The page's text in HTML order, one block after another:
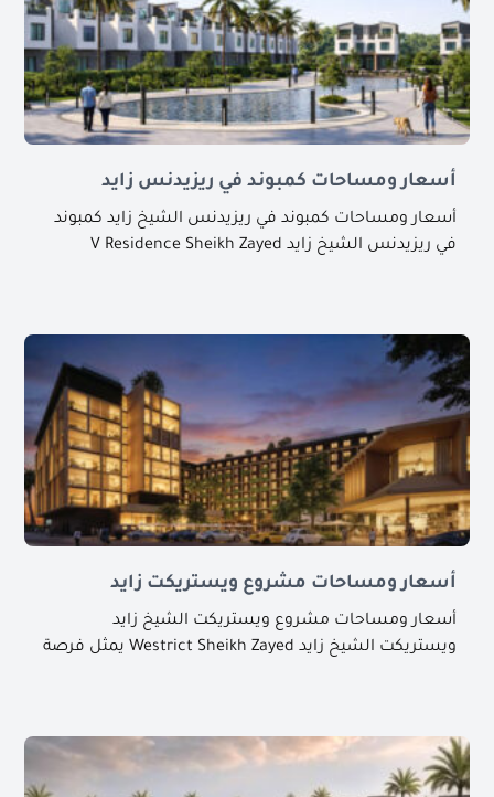
أسعار ومساحات كمبوند في ريزيدنس زايد
أسعار ومساحات كمبوند في ريزيدنس الشيخ زايد كمبوند
في ريزيدنس الشيخ زايد V Residence Sheikh Zayed
أسعار ومساحات مشروع ويستريكت زايد
أسعار ومساحات مشروع ويستريكت الشيخ زايد
ويستريكت الشيخ زايد Westrict Sheikh Zayed يمثل فرصة